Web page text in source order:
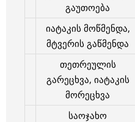
გაუთოება
იატაკის მოწმენდა,
მტვერის გაწმენდა
თეთრეულის
გარეცხვა, იატაკის
მორეცხვა
საოჯახო